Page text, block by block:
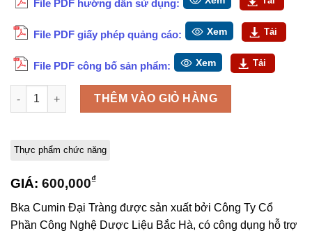
Thực phẩm chức năng
đánh giá
GIÁ: 600,000₫
Bka Cumin Đại Tràng được sản xuất bởi Công Ty Cổ
Phần Công Nghệ Dược Liệu Bắc Hà, có công dụng hỗ trợ
File PDF hướng dẫn sử dụng:
File PDF giấy phép quảng cáo: Xem Tải
File PDF công bố sản phẩm: Xem Tải
Bka Cumin Đại Tràng số lượng
THÊM VÀO GIỎ HÀNG